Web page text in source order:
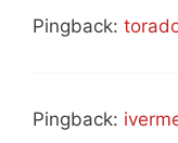
Pingback:
Pingback: